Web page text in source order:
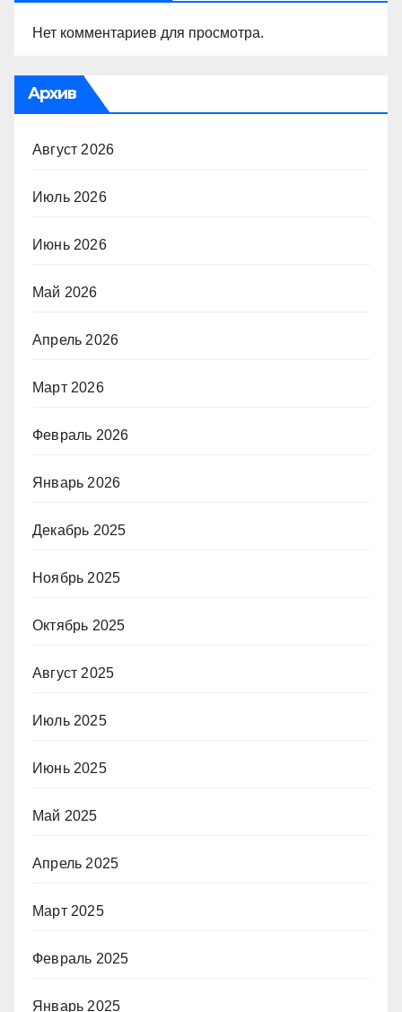
Нет комментариев для просмотра.
Архив
Август 2026
Июль 2026
Июнь 2026
Май 2026
Апрель 2026
Март 2026
Февраль 2026
Январь 2026
Декабрь 2025
Ноябрь 2025
Октябрь 2025
Август 2025
Июль 2025
Июнь 2025
Май 2025
Апрель 2025
Март 2025
Февраль 2025
Январь 2025